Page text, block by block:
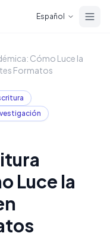
Español
Cómo Luce la
Formatos
Luce la